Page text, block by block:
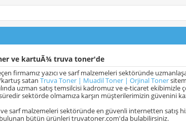
ve kartuÃ¾ truva toner'de
firmamız yazıcı ve sarf malzemeleri sektöründe
satan Truva Toner | Muadil Toner | Orjinal Toner
yılında uzman satış temsilcisi kadromuz ve e-ticaret ekibimizle
sektörde olmamıza karşın müşterilerimizin güvenini
ve sarf malzemeleri sektöründe en güvenli internetten
bulunan bütün ürünleri truvatoner.com'da bulabilirsiniz.